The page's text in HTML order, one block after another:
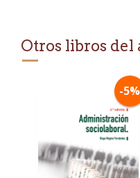
Otros libros del
-5%